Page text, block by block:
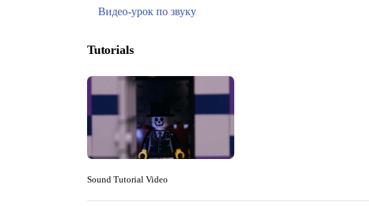
Видео-урок по звуку
Tutorials
Sound Tutorial Video